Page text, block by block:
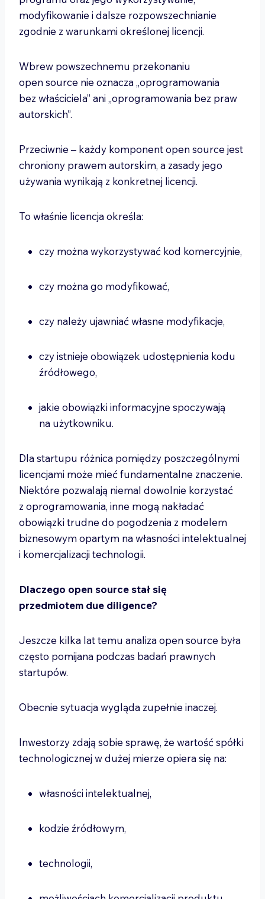
modyfikowanie i dalsze rozpowszechnianie
zgodnie z warunkami określonej licencji.
Wbrew powszechnemu przekonaniu
open source nie oznacza „oprogramowania
bez właściciela” ani „oprogramowania bez praw
autorskich”.
Przeciwnie – każdy komponent open source jest
chroniony prawem autorskim, a zasady jego
używania wynikają z konkretnej licencji.
To właśnie licencja określa:
czy można wykorzystywać kod komercyjnie,
czy można go modyfikować,
czy należy ujawniać własne modyfikacje,
czy istnieje obowiązek udostępnienia kodu
źródłowego,
jakie obowiązki informacyjne spoczywają
na użytkowniku.
Dla startupu różnica pomiędzy poszczególnymi
licencjami może mieć fundamentalne znaczenie.
Niektóre pozwalają niemal dowolnie korzystać
z oprogramowania, inne mogą nakładać
obowiązki trudne do pogodzenia z modelem
biznesowym opartym na własności intelektualnej
i komercjalizacji technologii.
Dlaczego open source stał się
przedmiotem due diligence?
Jeszcze kilka lat temu analiza open source była
często pomijana podczas badań prawnych
startupów.
Obecnie sytuacja wygląda zupełnie inaczej.
Inwestorzy zdają sobie sprawę, że wartość spółki
technologicznej w dużej mierze opiera się na:
własności intelektualnej,
kodzie źródłowym,
technologii,